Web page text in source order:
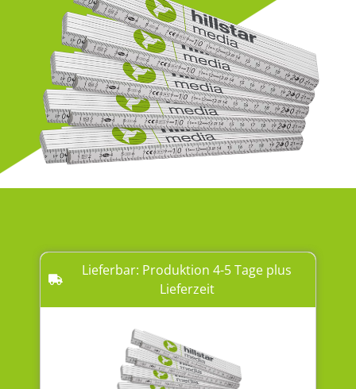
Lieferbar: Produktion 4-5 Tage plus
Lieferzeit